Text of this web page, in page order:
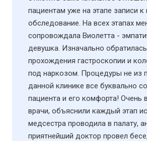
пациентам уже на этапе записи к
обследование. На всех этапах
сопровождала Виолетта -
девушка. Изначально
прохождения гастроскопии и
под наркозом. Процедуры не из
данной клинике все буквально
пациента и его комфорта! Очень
врачи, объяснили каждый этап
медсестра проводила в палату,
приятнейший доктор провел